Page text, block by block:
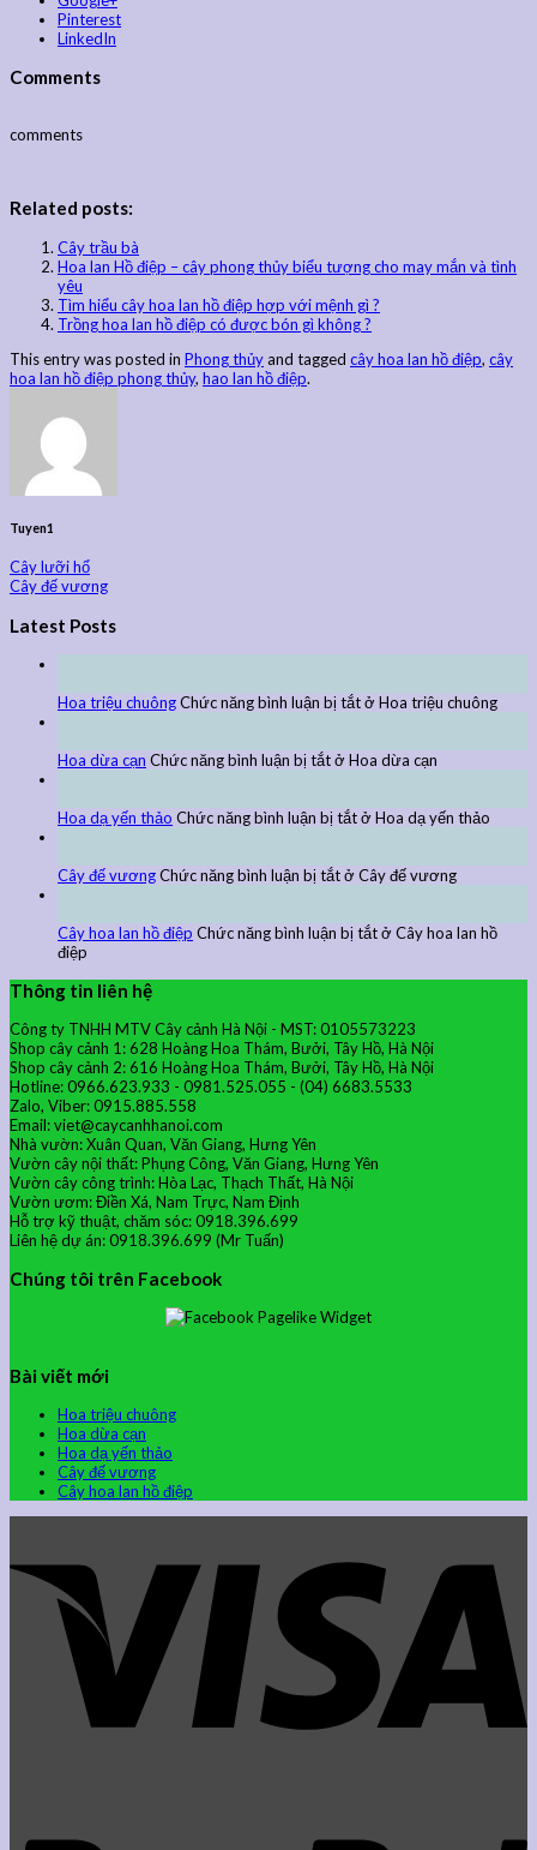
Pinterest
LinkedIn
Comments
comments
Related posts:
Cây trầu bà
Hoa lan Hồ điệp – cây phong thủy biểu tượng cho may mắn và tình
yêu
Tìm hiểu cây hoa lan hồ điệp hợp với mệnh gì ?
Trồng hoa lan hồ điệp có được bón gì không ?
This entry was posted in Phong thủyand tagged cây hoa lan hồ điệp, cây
hoa lan hồ điệp phong thủy, hao lan hồ điệp.
Tuyen1
Cây lưỡi hổ
Cây đế vương
Latest Posts
Hoa triệu chuôngChức năng bình luận bị tắtở Hoa triệu chuông
Hoa dừa cạn Chức năng bình luận bị tắtở Hoa dừa cạn
Hoa dạ yến thảo Chức năng bình luận bị tắtở Hoa dạ yến thảo
Cây đế vươngChức năng bình luận bị tắtở Cây đế vương
Cây hoa lan hồ điệp Chức năng bình luận bị tắtở Cây hoa lan hồ
điệp
Thông tin liên hệ
Công ty TNHH MTV Cây cảnh Hà Nội - MST: 0105573223
Shop cây cảnh 1: 628 Hoàng Hoa Thám, Bưởi, Tây Hồ, Hà Nội
Shop cây cảnh 2: 616 Hoàng Hoa Thám, Bưởi, Tây Hồ, Hà Nội
Hotline: 0966.623.933 - 0981.525.055 - (04) 6683.5533
Zalo, Viber: 0915.885.558
Email: viet@caycanhhanoi.com
Nhà vườn: Xuân Quan, Văn Giang, Hưng Yên
Vườn cây nội thất: Phụng Công, Văn Giang, Hưng Yên
Vườn cây công trình: Hòa Lạc, Thạch Thất, Hà Nội
Vườn ươm: Điền Xá, Nam Trực, Nam Định
Hỗ trợ kỹ thuật, chăm sóc: 0918.396.699
Liên hệ dự án: 0918.396.699 (Mr Tuấn)
Chúng tôi trên Facebook
Bài viết mới
Hoa triệu chuông
Hoa dừa cạn
Hoa dạ yến thảo
Cây đế vương
Cây hoa lan hồ điệp